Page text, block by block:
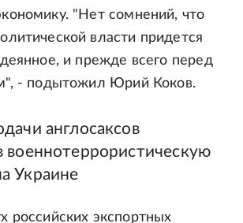
"Нет сомнений, что
власти придется
и прежде всего перед
- подытожил Юрий Коков.
англосаксов
военнотеррористическую
Украине
российских экспортных